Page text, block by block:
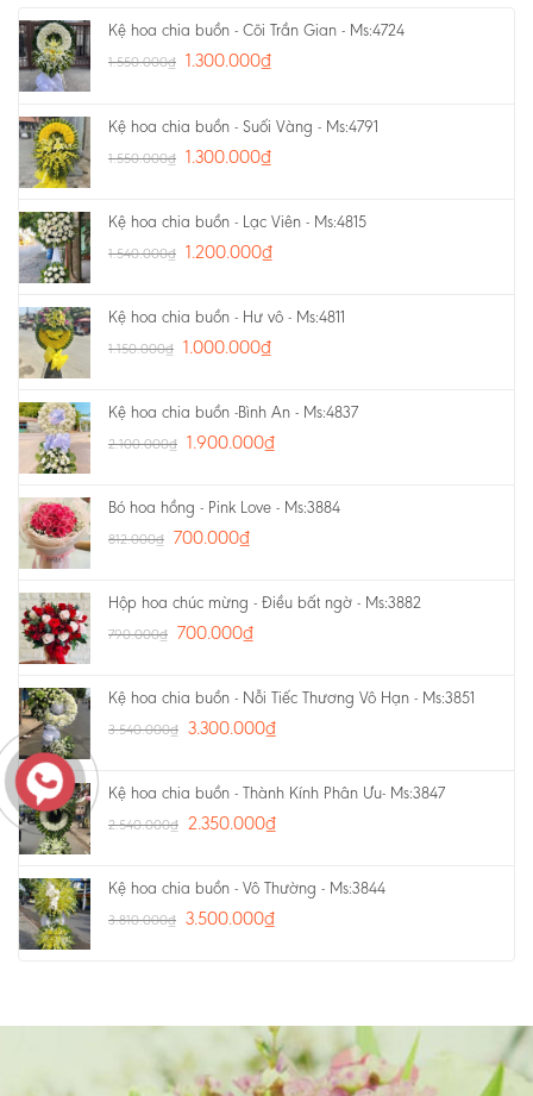
Kệ hoa chia buồn - Cõi Trần Gian - Ms:4724
1.550.000₫ 1.300.000₫
Kệ hoa chia buồn - Suối Vàng - Ms:4791
1.550.000₫ 1.300.000₫
Kệ hoa chia buồn - Lạc Viên - Ms:4815
1.540.000₫ 1.200.000₫
Kệ hoa chia buồn - Hư vô - Ms:4811
1.150.000₫ 1.000.000₫
Kệ hoa chia buồn -Bình An - Ms:4837
2.100.000₫ 1.900.000₫
Bó hoa hồng - Pink Love - Ms:3884
812.000₫ 700.000₫
Hộp hoa chúc mừng - Điều bất ngờ - Ms:3882
790.000₫ 700.000₫
Kệ hoa chia buồn - Nỗi Tiếc Thương Vô Hạn - Ms:3851
3.540.000₫ 3.300.000₫
Kệ hoa chia buồn - Thành Kính Phân Ưu- Ms:3847
2.540.000₫ 2.350.000₫
Kệ hoa chia buồn - Vô Thường - Ms:3844
3.810.000₫ 3.500.000₫